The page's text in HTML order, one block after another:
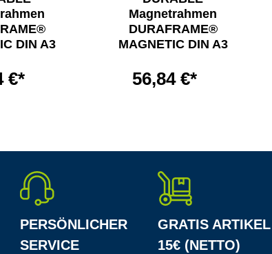
DIN A3
€*
Magnetrahmen
DURAFRAME®
MAGNETIC DIN A3
56,84 €*
PERSÖNLICHER
SERVICE
GRATIS
15€ (NETTO)